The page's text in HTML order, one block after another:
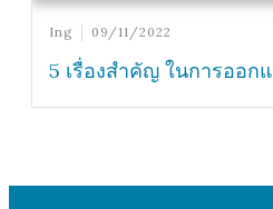
Ing 09/11/2022
5 เรื่องสำคัญ ในการออก